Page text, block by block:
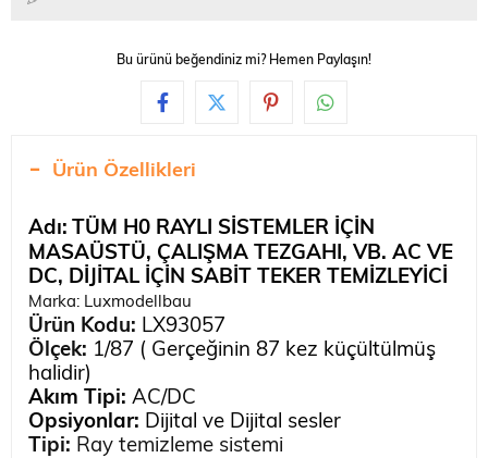
Bu ürünü beğendiniz mi? Hemen Paylaşın!
Ürün Özellikleri
Adı:
TÜM H0 RAYLI SİSTEMLER İÇİN
MASAÜSTÜ, ÇALIŞMA TEZGAHI, VB. AC VE
DC, DİJİTAL İÇİN SABİT TEKER TEMİZLEYİCİ
Marka: Luxmodellbau
Ürün Kodu: LX93057
Ölçek: 1/87 ( Gerçeğinin 87 kez küçültülmüş
halidir)
Akım Tipi: AC/DC
Opsiyonlar: Dijital ve Dijital sesler
Tipi: Ray temizleme sistemi